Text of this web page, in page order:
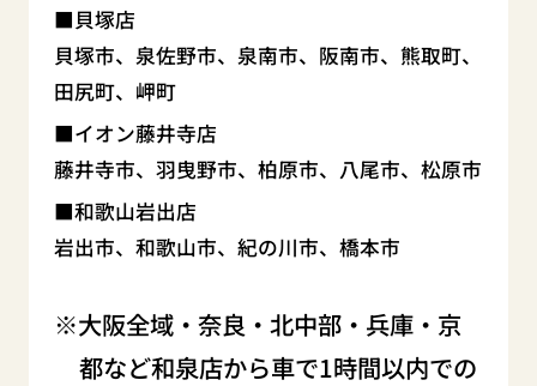
貝塚店
貝塚市、泉佐野市、泉南市、阪南市、熊取町、
田尻町、岬町
イオン藤井寺店
藤井寺市、羽曳野市、柏原市、八尾市、松原市
和歌山岩出店
岩出市、和歌山市、紀の川市、橋本市
大阪全域・奈良・北中部・兵庫・京
都など和泉店から車で1時間以内での